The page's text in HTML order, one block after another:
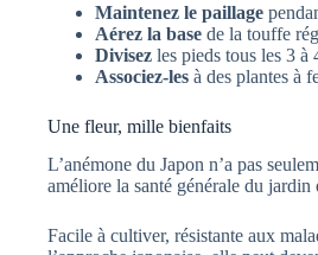
Maintenez le paillage
Aérez la base de la touffe
Divisez les pieds tous les 3 à
Associez-les à des plantes à
Une fleur, mille bienfaits
L’anémone du Japon n’a pas
améliore la santé générale du
Facile à cultiver, résistante aux